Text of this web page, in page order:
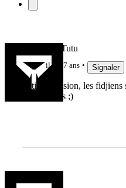
WallisianoTutu
il y a 7 ans Signaler
Petite précision, les
polynésiens ;)